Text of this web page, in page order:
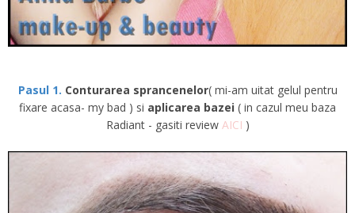
Pasul 1. Conturarea sprancenelor( mi-am uitat gelul pentru
fixare acasa- my bad ) si aplicarea bazei ( in cazul meu baza
Radiant - gasiti review AICI )